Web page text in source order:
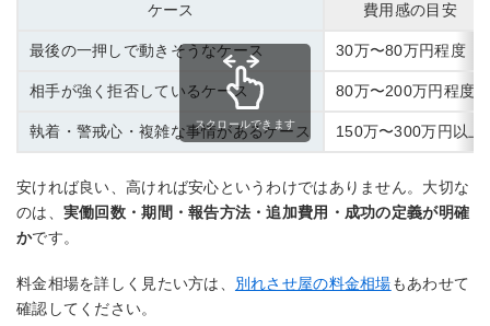
ケース 費用感の目安
最後の一押しで動きそうなケース 30万〜80万円程度
相手が強く拒否しているケース 80万〜200万円程度
執着・警戒心・複雑な事情があるケース 150万〜300万円以上
スクロールできます
安ければ良い、高ければ安心というわけではありません。大切な
のは、 実働回数・期間・報告方法・追加費用・成功の定義が明確
かです。
料金相場を詳しく見たい方は、 別れさせ屋の料金相場もあわせて
確認してください。